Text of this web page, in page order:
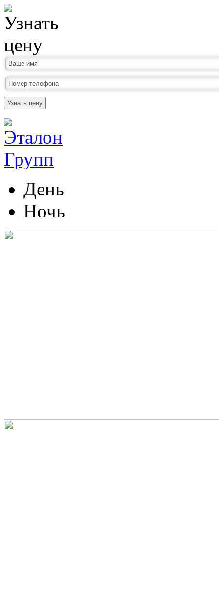
Узнать цену
День
Ночь